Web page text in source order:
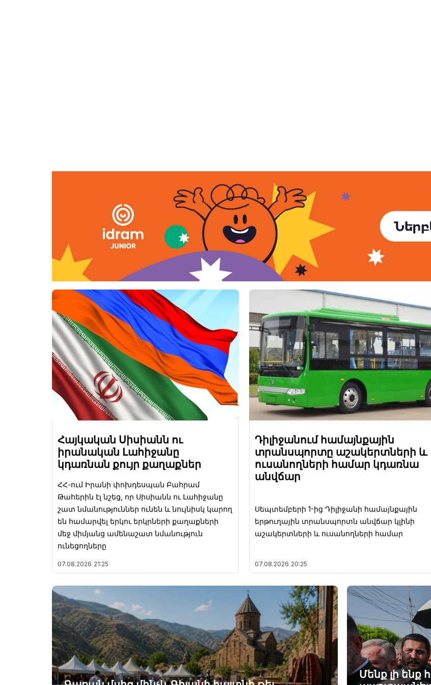
Հայկական Սիսիանն ու
իրանական Լահիջանը
կդառնան քույր քաղաքներ
ՀՀ-ում Իրանի փոխդեսպան Բահրամ
Թահերին էլ նշեց, որ Սիսիանն ու Լահիջանը
շատ նմանություններ ունեն և նույնիսկ կարող
են համարվել երկու երկրների քաղաքների
մեջ միմյանց ամենաշատ նմանություն
ունեցողները
07.08.2026 21:25
Դիլիջանում համայնքային
տրանսպորտը աշակերտների և
ուսանողների համար կդառնա
անվճար
Սեպտեմբերի 1-ից Դիլիջանի համայնքային
երթուղային տրանսպորտն անվճար կլինի
աշակերտների և ուսանողների համար
07.08.2026 20:25
Մենք լի ենք